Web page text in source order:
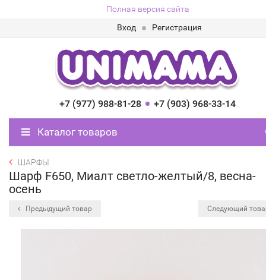
Полная версия сайта
Вход
Регистрация
+7 (977) 988-81-28 +7 (903) 968-33-14
Каталог товаров
ШАРФЫ
Шарф F650, Миалт светло-желтый/8, весна-
осень
Предыдущий товар Следующий